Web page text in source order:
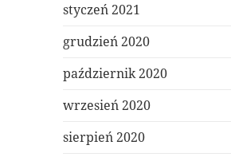
styczeń 2021
grudzień 2020
październik 2020
wrzesień 2020
sierpień 2020